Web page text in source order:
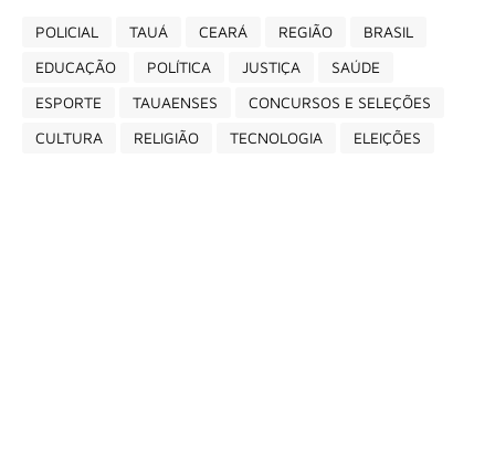
POLICIAL TAUÁ CEARÁ REGIÃO
BRASIL
EDUCAÇÃO
POLÍTICA JUSTIÇA
SAÚDE
ESPORTE
TAUAENSES
CONCURSOS E SELEÇÕES
CULTURA
RELIGIÃO TECNOLOGIA ELEIÇÕES